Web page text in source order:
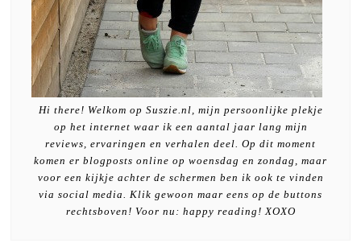
Hi there! Welkom op Suszie.nl, mijn persoonlijke plekje
op het internet waar ik een aantal jaar lang mijn
reviews, ervaringen en verhalen deel. Op dit moment
komen er blogposts online op woensdag en zondag, maar
voor een kijkje achter de schermen ben ik ook te vinden
via social media. Klik gewoon maar eens op de buttons
rechtsboven! Voor nu: happy reading! XOXO